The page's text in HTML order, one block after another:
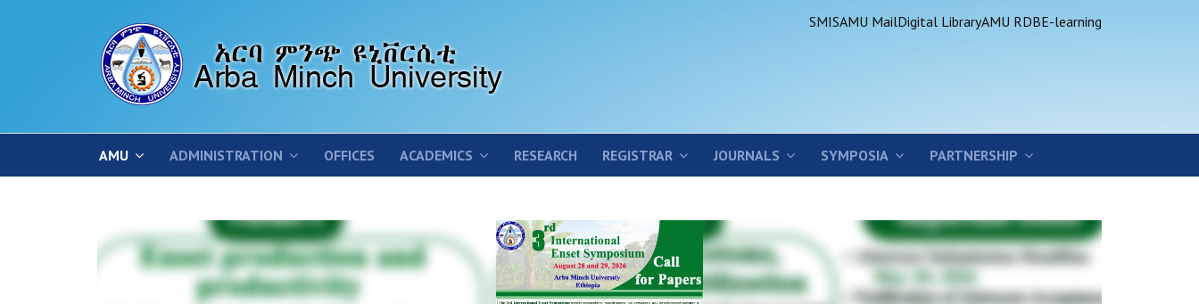
SMISAMU MailDigital LibraryAMU RDBE-learning
AMU ADMINISTRATION OFFICES ACADEMICS RESEARCH REGISTRAR JOURNALS SYMPOSIA PARTNERSHIP